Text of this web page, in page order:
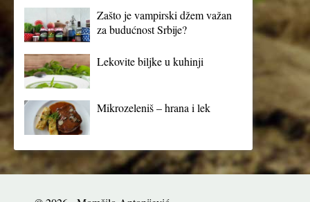
Zašto je vampirski džem važan
za budućnost Srbije?
Lekovite biljke u kuhinji
Mikrozeleniš – hrana i lek